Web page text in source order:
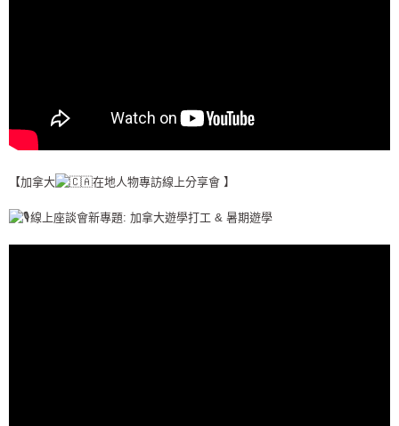
【加拿大 在地人物專訪線上分享會 】
線上座談會新專題: 加拿大遊學打工 & 暑期遊學